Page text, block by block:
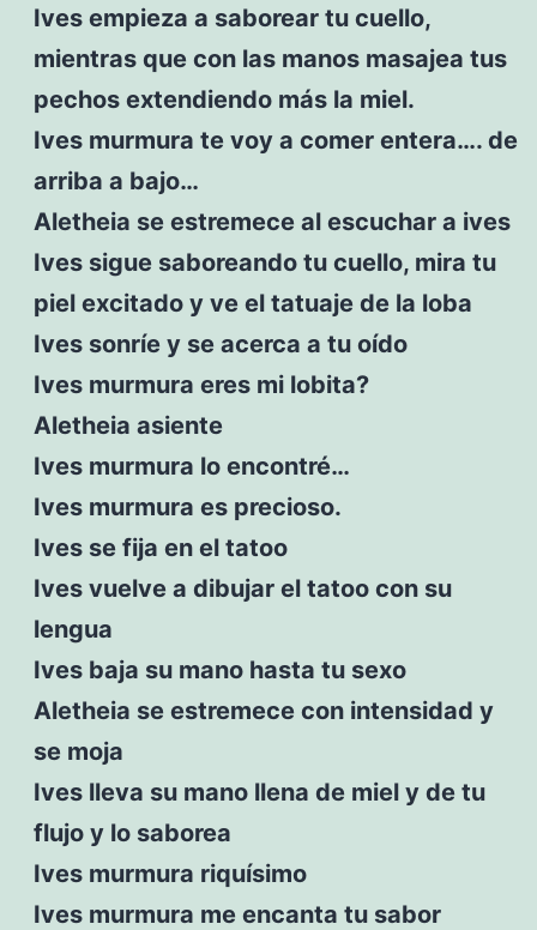
Ives empieza a saborear tu cuello,
mientras que con las manos masajea tus
pechos extendiendo más la miel.
Ives murmura te voy a comer entera…. de
arriba a bajo…
Aletheia se estremece al escuchar a ives
Ives sigue saboreando tu cuello, mira tu
piel excitado y ve el tatuaje de la loba
Ives sonríe y se acerca a tu oído
Ives murmura eres mi lobita?
Aletheia asiente
Ives murmura lo encontré…
Ives murmura es precioso.
Ives se fija en el tatoo
Ives vuelve a dibujar el tatoo con su
lengua
Ives baja su mano hasta tu sexo
Aletheia se estremece con intensidad y
se moja
Ives lleva su mano llena de miel y de tu
flujo y lo saborea
Ives murmura riquísimo
Ives murmura me encanta tu sabor